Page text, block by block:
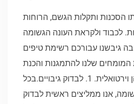
הסכנות ותקלות הגשם, הרוחות
לכבוד ולקראת העונה הגשומה
גיבשנו עבורכם רשימת טיפים
המומחים שלנו להתמגנות והכנת
העסק – הן פיזית והן וירטואלית. 1. לבדוק גיבויים.בכל
אנו ממליצים ראשית לבדוק